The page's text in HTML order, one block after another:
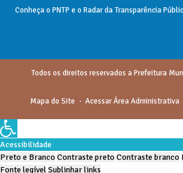
Conheça o PNTP e o Radar da Transparência
Todos os direitos reservados a Prefeitura
Mapa do Site Acessar Área Administrativa
Acessibilidade
Preto e BrancoContraste pretoContraste branco
Fonte legívelSublinhar links